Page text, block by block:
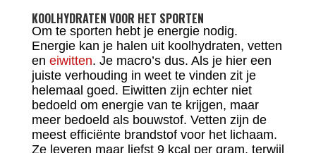
KOOLHYDRATEN VOOR HET SPORTEN
Om te sporten hebt je energie nodig.
Energie kan je halen uit koolhydraten, vetten
en eiwitten. Je macro’s dus. Als je hier een
juiste verhouding in weet te vinden zit je
helemaal goed. Eiwitten zijn echter niet
bedoeld om energie van te krijgen, maar
meer bedoeld als bouwstof. Vetten zijn de
meest efficiënte brandstof voor het lichaam.
Ze leveren maar liefst 9 kcal per gram, terwijl